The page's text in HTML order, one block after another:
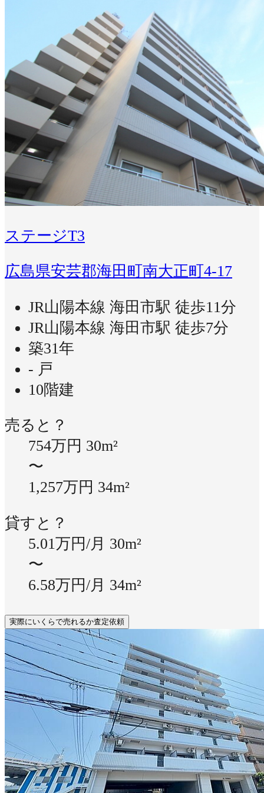
ステージT3
広島県安芸郡海田町南大正町4-17
JR山陽本線 海田市駅 徒歩11分
JR山陽本線 海田市駅 徒歩7分
築31年
- 戸
10階建
売ると？
754万円 30m²
〜
1,257万円 34m²
貸すと？
5.01万円/月 30m²
〜
6.58万円/月 34m²
実際にいくらで売れるか査定依頼